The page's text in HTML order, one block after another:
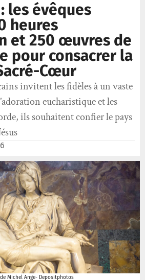
les évêques
heures
et 250 œuvres de
pour consacrer la
Cœur
invitent les fidèles à un vaste
eucharistique et les
ils souhaitent confier le pays
Michel Ange- Depositphotos